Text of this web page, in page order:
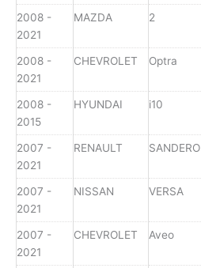
2008 -
2021
MAZDA 2
2008 -
2021
CHEVROLET Optra
2008 -
2015
HYUNDAI i10
2007 -
2021
RENAULT SANDERO
2007 -
2021
NISSAN VERSA
2007 -
2021
CHEVROLET Aveo